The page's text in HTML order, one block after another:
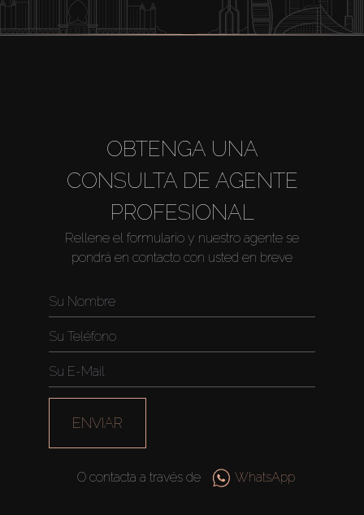
OBTENGA UNA
CONSULTA DE AGENTE
PROFESIONAL
Rellene el formulario y nuestro agente se
pondrá en contacto con usted en breve
ENVIAR
O contacta a través de WhatsApp